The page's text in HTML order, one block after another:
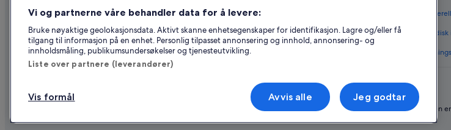
© 2026 Expedia, Inc., et Expedia Group-selskap. Med enerett. Expedia og flylogoen
Vi og partnerne våre behandler data for å levere:
Bruke nøyaktige geolokasjonsdata. Aktivt skanne enhetsegenskaper for identifikasjon. Lagre og/eller få
tilgang til informasjon på en enhet. Personlig tilpasset annonsering og innhold, annonsering- og
innholdsmåling, publikumsundersøkelser og tjenesteutvikling.
Liste over partnere (leverandører)
Vis formål Avvis alle Jeg godtar